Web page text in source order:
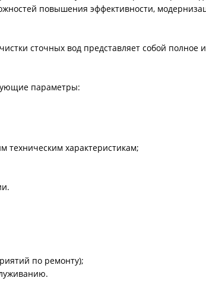
повышения эффективности,
сточных вод представляет собой
параметры:
техническим характеристикам;
по ремонту);